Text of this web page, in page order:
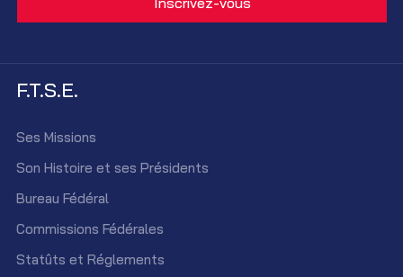
F.T.S.E.
Ses Missions
Son Histoire et ses Présidents
Bureau Fédéral
Commissions Fédérales
Statûts et Réglements